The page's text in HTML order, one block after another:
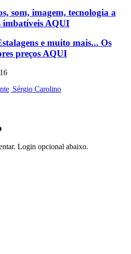
som, imagem, tecnologia a
imbatíveis AQUI
e muito mais... Os
preçosAQUI
Sérgio Carolino
Login opcional abaixo.